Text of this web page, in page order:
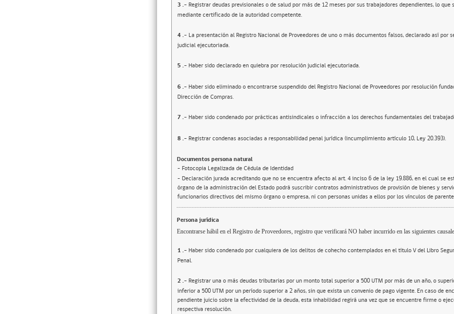
3 .- Registrar deudas previsionales o de salud por más de 12 meses por sus trabajadores dependientes, lo que
mediante certificado de la autoridad competente.
4.- La presentación al Registro Nacional de Proveedores de uno o más documentos falsos, declarado así por
judicial ejecutoriada.
5 .- Haber sido declarado en quiebra por resolución judicial ejecutoriada.
6.- Haber sido eliminado o encontrarse suspendido del Registro Nacional de Proveedores por resolución
Dirección de Compras.
7.- Haber sido condenado por prácticas antisindicales o infracción a los derechos fundamentales del
8.- Registrar condenas asociadas a responsabilidad penal jurídica (incumplimiento artículo 10, Ley 20.393).
Documentos persona natural
- Fotocopia Legalizada de Cédula de Identidad
- Declaración jurada acreditando que no se encuentra afecto al art. 4 inciso 6 de la ley 19.886, en el cual se
órgano de la administración del Estado podrá suscribir contratos administrativos de provisión de bienes y
funcionarios directivos del mismo órgano o empresa, ni con personas unidas a ellos por los vínculos de
Persona jurídica
Encontrarse hábil en el Registro de Proveedores, registro que verificará NO haber incurrido en las siguientes
1.- Haber sido condenado por cualquiera de los delitos de cohecho contemplados en el título V del Libro
Penal.
2.- Registrar una o más deudas tributarias por un monto total superior a 500 UTM por más de un año, o
inferior a 500 UTM por un período superior a 2 años, sin que exista un convenio de pago vigente. En caso de
pendiente juicio sobre la efectividad de la deuda, esta inhabilidad regirá una vez que se encuentre firme o
respectiva resolución.